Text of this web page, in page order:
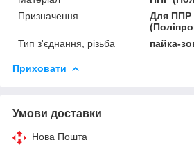
Призначення
Для ППР
Тип з'єднання, різьба
пайка-
Приховати
Умови доставки
Нова Пошта